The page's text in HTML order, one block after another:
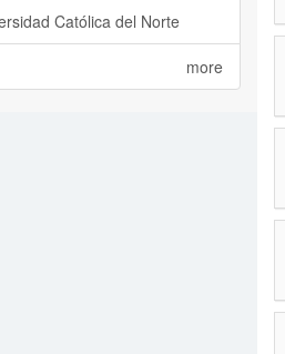
Católica del Norte
more